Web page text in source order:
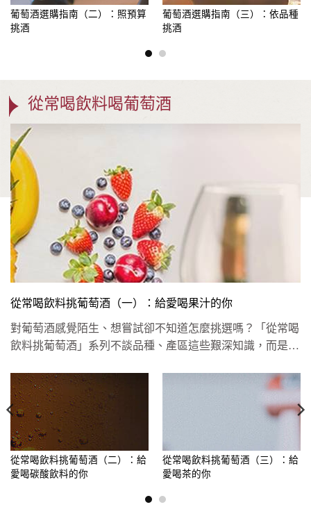
葡萄酒選購指南（二）：照預算
挑酒
葡萄酒選購指南（三）：依品種
挑酒
從常喝飲料喝葡萄酒
從常喝飲料挑葡萄酒（一）：給愛喝果汁的你
對葡萄酒感覺陌生、想嘗試卻不知道怎麼挑選嗎？「從常喝
飲料挑葡萄酒」系列不談品種、產區這些艱深知識，而是依
從常喝飲料挑葡萄酒（二）：給
愛喝碳酸飲料的你
從常喝飲料挑葡萄酒（三）：給
愛喝茶的你